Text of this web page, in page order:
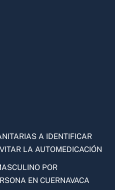
A IDENTIFICAR
LA AUTOMEDICACIÓN
POR
EN CUERNAVACA